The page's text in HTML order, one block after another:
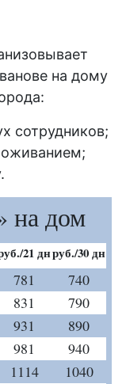
на дому
сотрудников;
на дом
21 днруб./30 дн
781
740
831
790
931
890
981
940
1114
1040